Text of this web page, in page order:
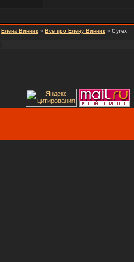
Елена Винник » Все про Елену Винник » Cyrex